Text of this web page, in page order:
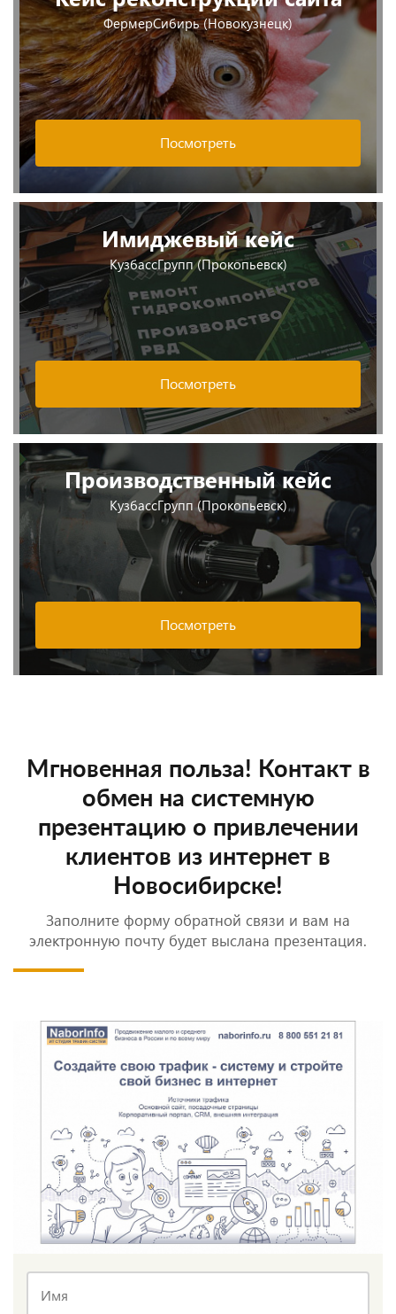
ФермерСибирь (Новокузнецк)
Посмотреть
Имиджевый кейс
КузбассГрупп (Прокопьевск)
Посмотреть
Производственный кейс
КузбассГрупп (Прокопьевск)
Посмотреть
Мгновенная польза! Контакт в
обмен на системную
презентацию о привлечении
клиентов из интернет в
Новосибирске!
Заполните форму обратной связи и вам на
электронную почту будет выслана презентация.
Имя